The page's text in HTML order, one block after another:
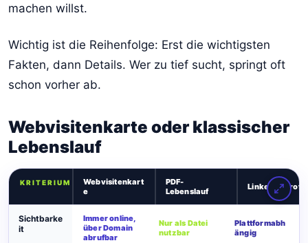
machen willst.
Wichtig ist die Reihenfolge: Erst die wichtigsten
Fakten, dann Details. Wer zu tief sucht, springt oft
schon vorher ab.
Webvisitenkarte oder klassischer
Lebenslauf
KRITERIUM
Webvisitenkart
e
PDF-
Lebenslauf
LinkedIn-Profil
Sichtbarke
it
Immer online,
über Domain
abrufbar
Nur als Datei
nutzbar
Plattformabh
ängig